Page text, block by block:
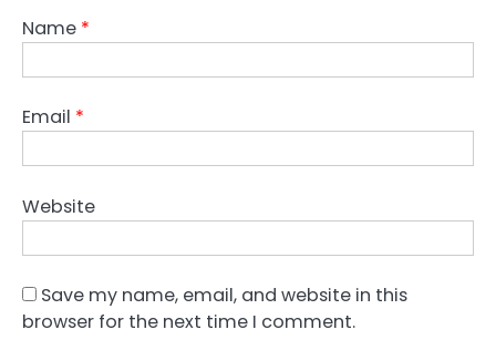
Name *
Email *
Website
Save my name, email, and website in this
browser for the next time I comment.